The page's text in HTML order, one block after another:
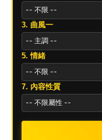
3. 曲風一
5. 情緒
7. 內容性質